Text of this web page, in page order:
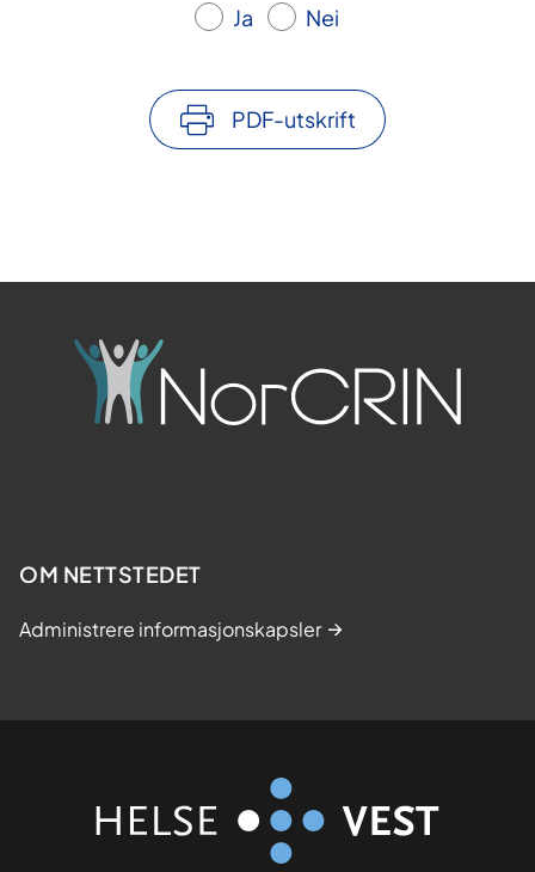
Ja Nei
PDF-utskrift
OM NETTSTEDET
Administrere informasjonskapsler